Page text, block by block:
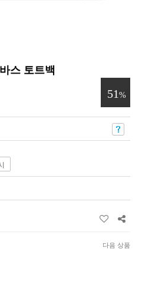
스 토트백
51 %
다음 상품